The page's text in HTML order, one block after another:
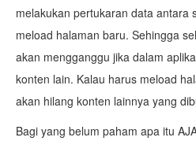
melakukan pertukaran data antara
meload halaman baru. Sehingga
akan mengganggu jika dalam
konten lain. Kalau harus meload
akan hilang konten lainnya yang
Bagi yang belum paham apa itu